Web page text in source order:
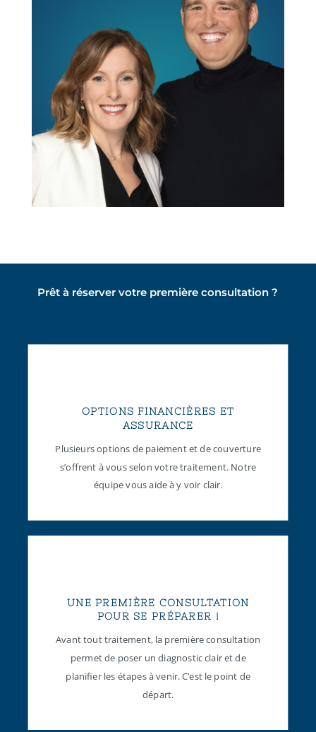
Prêt à réserver votre première consultation ?
OPTIONS FINANCIÈRES ET
ASSURANCE
Plusieurs options de paiement et de couverture
s’offrent à vous selon votre traitement. Notre
équipe vous aide à y voir clair.
UNE PREMIÈRE CONSULTATION
POUR SE PRÉPARER !
Avant tout traitement, la première consultation
permet de poser un diagnostic clair et de
planifier les étapes à venir. C’est le point de
départ.